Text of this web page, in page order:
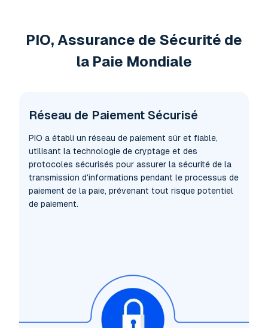
PIO, Assurance de Sécurité de
la Paie Mondiale
Réseau de Paiement Sécurisé
PIO a établi un réseau de paiement sûr et fiable,
utilisant la technologie de cryptage et des
protocoles sécurisés pour assurer la sécurité de la
transmission d'informations pendant le processus de
paiement de la paie, prévenant tout risque potentiel
de paiement.